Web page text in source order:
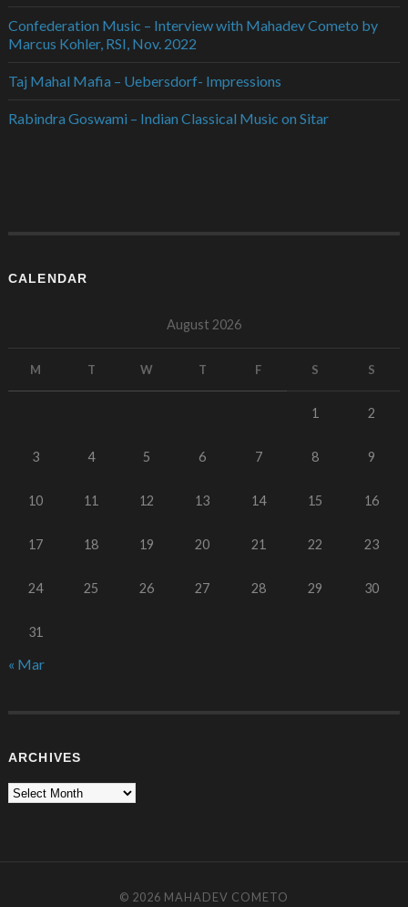
Confederation Music – Interview with Mahadev Cometo by
Marcus Kohler, RSI, Nov. 2022
Taj Mahal Mafia – Uebersdorf- Impressions
Rabindra Goswami – Indian Classical Music on Sitar
CALENDAR
August 2026
M T W T F S S
1 2
3 4 5 6 7 8 9
10 11 12 13 14 15 16
17 18 19 20 21 22 23
24 25 26 27 28 29 30
31
« Mar
ARCHIVES
© 2026 MAHADEV COMETO